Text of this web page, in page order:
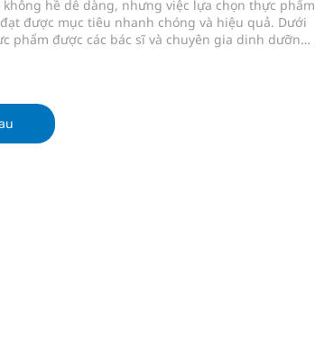
hề dễ dàng, nhưng việc lựa chọn thực phẩm
được mục tiêu nhanh chóng và hiệu quả. Dưới
phẩm được các bác sĩ và chuyên gia dinh dưỡng